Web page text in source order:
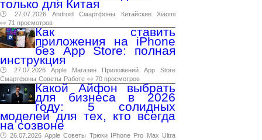
только для Китая
🕑 27.07.2026 Android Смартфоны Китайские
Xiaomi
👀 71 просмотров
Как ставить
приложения на iPhone
без App Store: полная
инструкция
🕑 27.07.2026 Apple Магазин Приложений App
Store
Смартфоны Советы Работе 👀 70 просмотров
Какой Айфон выбрать
для бизнеса в 2026
году: 5 солидных
моделей для тех, кто всегда
на созвоне
🕑 26.07.2026 Apple Советы Трюки IPhone Pro Max Ultra